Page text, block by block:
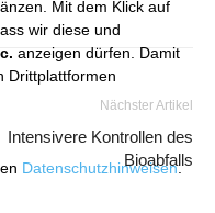
Mit dem Klick auf
wir diese und
anzeigen dürfen. Damit
Drittplattformen
Datenschutzhinweisen.
Nächster Artikel
Intensivere Kontrollen des
Bioabfalls